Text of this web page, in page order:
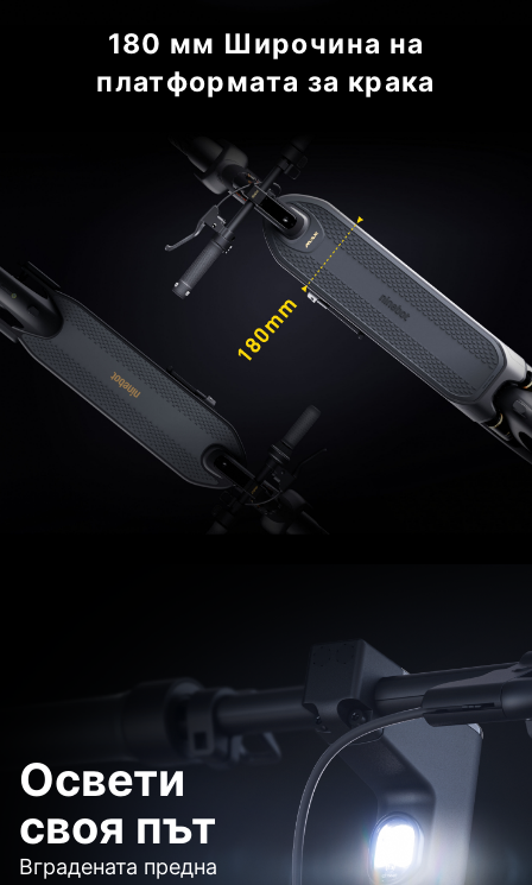
180 мм Широчина на
платформата за крака
Освети
своя път
Вградената предна